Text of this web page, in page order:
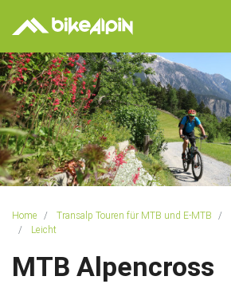
Home Transalp Touren für MTB und E-MTB
Leicht
MTB Alpencross